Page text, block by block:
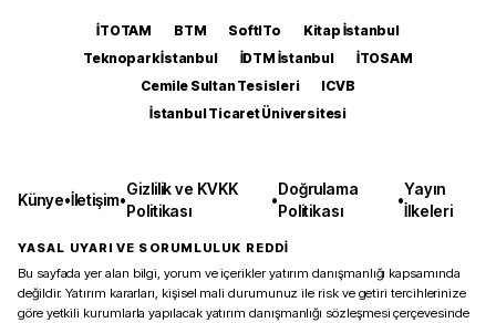
İTOTAM BTM SoftITo
Kitap İstanbul
Teknopark İstanbul
İDTM İstanbul
İTOSAM
Cemile Sultan Tesisleri
ICVB
İstanbul Ticaret Üniversitesi
Künye•İletişim•
Gizlilik ve KVKK
Politikası
•
Doğrulama
Politikası
•
Yayın
İlkeleri
YASAL UYARI VE SORUMLULUK REDDİ
Bu sayfada yer alan bilgi, yorum ve içerikler yatırım danışmanlığı kapsamında
değildir. Yatırım kararları, kişisel mali durumunuz ile risk ve getiri tercihlerinize
göre yetkili kurumlarla yapılacak yatırım danışmanlığı sözleşmesi çerçevesinde